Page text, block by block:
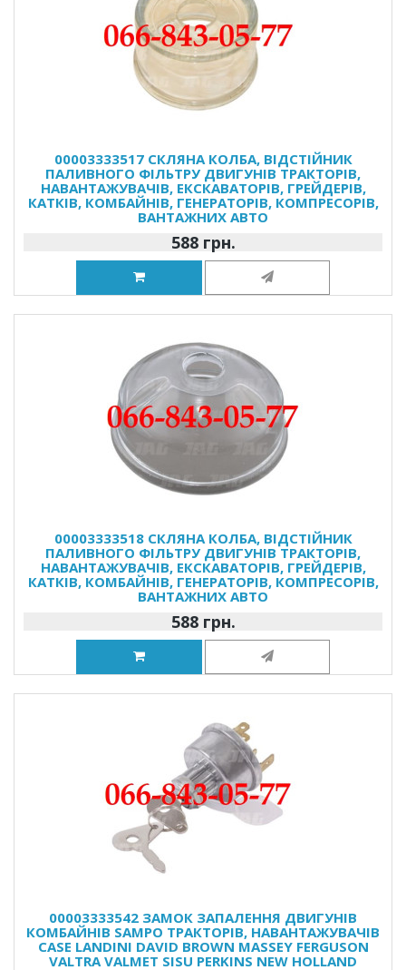
00003333517 СКЛЯНА КОЛБА, ВІДСТІЙНИК
ПАЛИВНОГО ФІЛЬТРУ ДВИГУНІВ ТРАКТОРІВ,
НАВАНТАЖУВАЧІВ, ЕКСКАВАТОРІВ, ГРЕЙДЕРІВ,
КАТКІВ, КОМБАЙНІВ, ГЕНЕРАТОРІВ, КОМПРЕСОРІВ,
ВАНТАЖНИХ АВТО
588 грн.
00003333518 СКЛЯНА КОЛБА, ВІДСТІЙНИК
ПАЛИВНОГО ФІЛЬТРУ ДВИГУНІВ ТРАКТОРІВ,
НАВАНТАЖУВАЧІВ, ЕКСКАВАТОРІВ, ГРЕЙДЕРІВ,
КАТКІВ, КОМБАЙНІВ, ГЕНЕРАТОРІВ, КОМПРЕСОРІВ,
ВАНТАЖНИХ АВТО
588 грн.
00003333542 ЗАМОК ЗАПАЛЕННЯ ДВИГУНІВ
КОМБАЙНІВ SAMPO ТРАКТОРІВ, НАВАНТАЖУВАЧІВ
CASE LANDINI DAVID BROWN MASSEY FERGUSON
VALTRA VALMET SISU PERKINS NEW HOLLAND